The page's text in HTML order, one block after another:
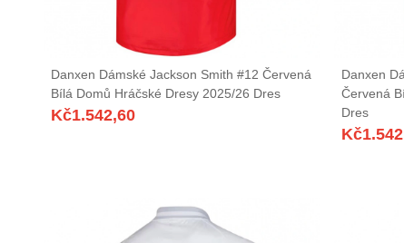
Danxen Dámské Jackson Smith #12 Červená
Bílá Domů Hráčské Dresy 2025/26 Dres
Kč1.542,60
Danxen
Červená
Dres
Kč